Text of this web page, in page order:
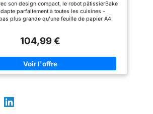
viande et
Le
avec 6
sauces et
Ce robot
poussoir à
pour
quotidien
au pétrissage de la pâte; niveau
2-6, adapté au mélange
salade/beurre ; niveau 6-8,
d'œufs et la crème. La fonction
d'impulsion du fichier P peut
beurre plus délicat et ferme, et
la trajectoire planétaire peut être
envoyée plus uniformément à
son design compact, le robot pâtissierBake
parfaitement à toutes les cuisines -
plus grande qu'une feuille de papier A4.
S'ADAPTE ATOUS VOS BESOINS EN
gâteaux et un crochet pétrinpour les brioches
FACILE À RANGER : Sa taille compacte
- idéal pour toute cuisine, du comptoir au
entier pour qu'il dure plus longtemps.
104,99 €